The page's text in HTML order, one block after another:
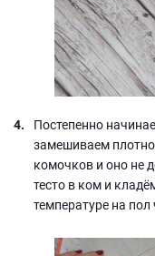
Постепенно
замешиваем
комочков и оно не
тесто в ком и
температуре на пол